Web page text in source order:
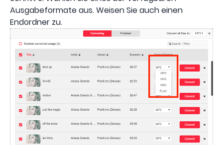
Ausgabeformate aus. Weisen Sie auch einen
Endordner zu.